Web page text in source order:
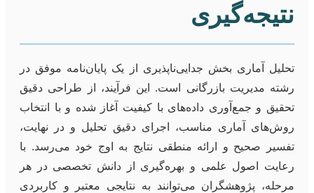
نتیجه‌گیری
تحلیل آماری بخش جدایی‌ناپذیری از یک پایان‌نامه موفق در
رشته مدیریت بازرگانی است. این فرآیند، از طراحی دقیق
تحقیق و جمع‌آوری داده‌های با کیفیت آغاز شده و با انتخاب
روش‌های آماری مناسب، اجرای دقیق تحلیل و در نهایت،
تفسیر صحیح و ارائه منطقی نتایج به اوج خود می‌رسد. با
رعایت اصول علمی و بهره‌گیری از دانش تخصصی در هر
مرحله، پژوهشگران می‌توانند به نتایجی معتبر و کاربردی